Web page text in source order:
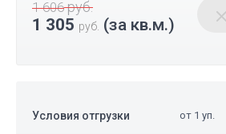
1 606руб.
1 305 руб. (за кв.м.)
Условия отгрузки от 1 уп.